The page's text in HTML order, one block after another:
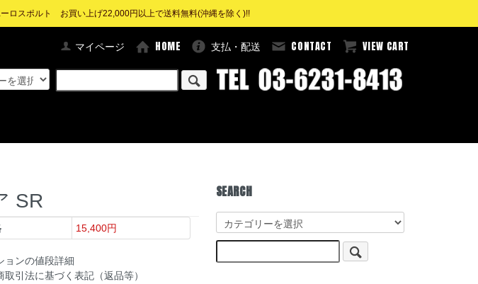
スポルト お買い上げ22,000円以上で送料無料(沖縄を除く)!!
マイページ HOME 支払・配送 CONTACT VIEW CART
SR
15,400円
ョンの値段詳細
取引法に基づく表記（返品等）
SEARCH